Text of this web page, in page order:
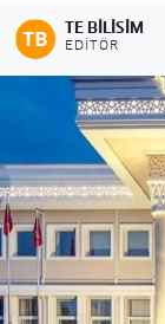
TE BILISIM
EDITÖR